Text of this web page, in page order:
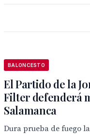
BALONCESTO
El Partido de la
Filter defenderá
Salamanca
Dura prueba de fuego